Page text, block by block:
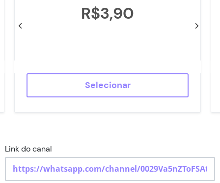
Seguidores TikTok
R$3,90
Selecionar
Link do canal